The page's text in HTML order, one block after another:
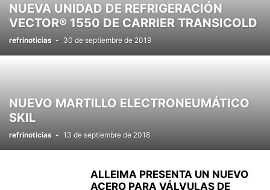
NUEVA UNIDAD DE REFRIGERACIÓN
VECTOR® 1550 DE CARRIER TRANSICOLD
refrinoticias - 30 de septiembre de 2019
NUEVO MARTILLO ELECTRONEUMÁTICO
SKIL
refrinoticias - 13 de septiembre de 2018
ALLEIMA PRESENTA UN NUEVO
ACERO PARA VÁLVULAS DE